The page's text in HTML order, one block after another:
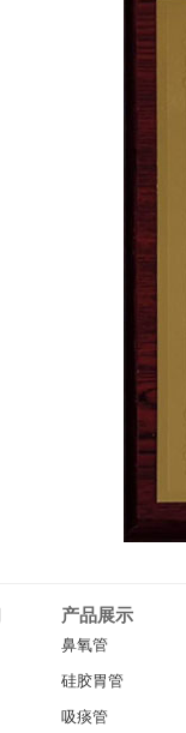
产品展示
鼻氧管
硅胶胃管
吸痰管